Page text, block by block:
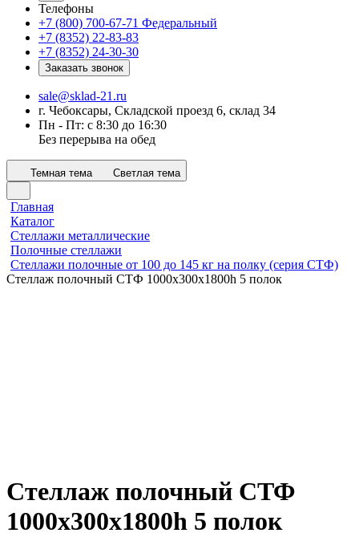
Телефоны
+7 (800) 700-67-71 Федеральный
+7 (8352) 22-83-83
+7 (8352) 24-30-30
Заказать звонок
sale@sklad-21.ru
г. Чебоксары, Складской проезд 6, склад 34
Пн - Пт: с 8:30 до 16:30
Без перерыва на обед
Темная тема Светлая тема
Главная
Каталог
Стеллажи металлические
Полочные стеллажи
Стеллажи полочные от 100 до 145 кг на полку (серия СТФ)
Стеллаж полочный СТФ 1000х300x1800h 5 полок
Стеллаж полочный СТФ
1000х300x1800h 5 полок